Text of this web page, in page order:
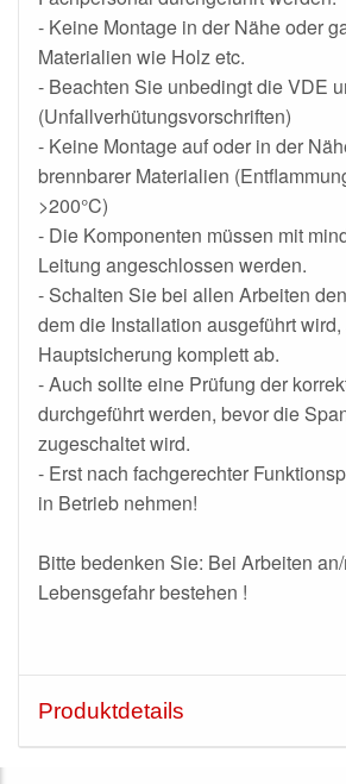
- Keine Montage in der Nähe oder
Materialien wie Holz etc.
- Beachten Sie unbedingt die VDE
(Unfallverhütungsvorschriften)
- Keine Montage auf oder in der
brennbarer Materialien
>200°C)
- Die Komponenten müssen mit
Leitung angeschlossen werden.
- Schalten Sie bei allen Arbeiten
dem die Installation ausgeführt
Hauptsicherung komplett ab.
- Auch sollte eine Prüfung der
durchgeführt werden, bevor die
zugeschaltet wird.
- Erst nach fachgerechter
in Betrieb nehmen!
Bitte bedenken Sie: Bei Arbeiten
Lebensgefahr bestehen !
Produktdetails